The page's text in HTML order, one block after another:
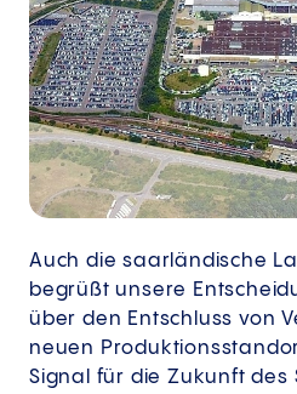
Auch die saarländische
begrüßt unsere
über den Entschluss von
neuen
Signal für die Zukunft des